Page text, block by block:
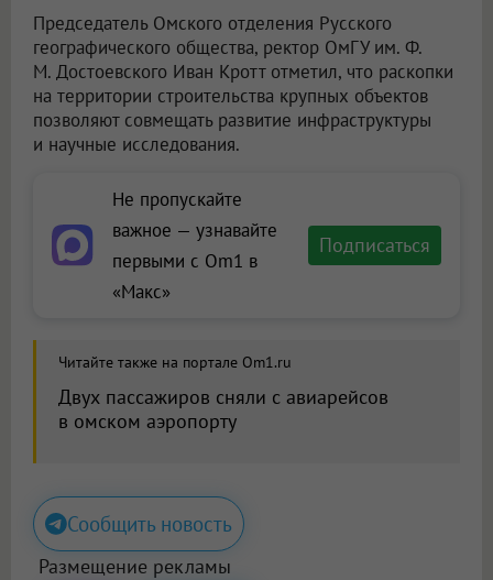
Председатель Омского отделения Русского
географического общества, ректор ОмГУ им. Ф.
М. Достоевского Иван Кротт отметил, что раскопки
на территории строительства крупных объектов
позволяют совмещать развитие инфраструктуры
и научные исследования.
Не пропускайте
важное — узнавайте
первыми с Om1 в
«Макс»
Подписаться
Читайте также на портале Om1.ru
Двух пассажиров сняли с авиарейсов
в омском аэропорту
Сообщить новость
Размещение рекламы